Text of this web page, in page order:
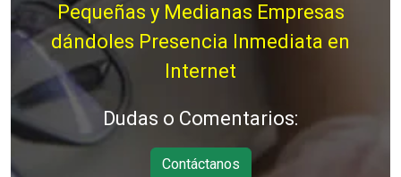
Pequeñas y Medianas Empresas
dándoles Presencia Inmediata en
Internet
Dudas o Comentarios:
Contáctanos